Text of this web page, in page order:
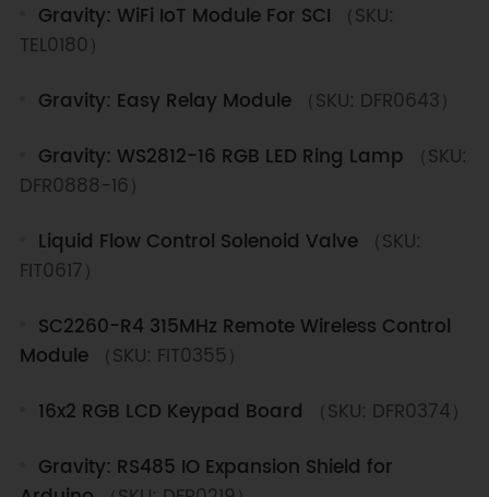
Gravity: WiFi IoT Module For SCI
（SKU:
TEL0180）
Gravity: Easy Relay Module （SKU: DFR0643）
Gravity: WS2812-16 RGB LED Ring Lamp
（SKU:
DFR0888-16）
Liquid Flow Control Solenoid Valve （SKU:
FIT0617）
SC2260-R4 315MHz Remote Wireless Control
Module （SKU: FIT0355）
16x2 RGB LCD Keypad Board
（SKU: DFR0374）
Gravity: RS485 IO Expansion Shield for